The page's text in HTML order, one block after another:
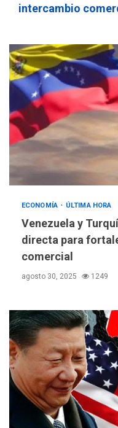
intercambio
ECONOMÍA ÚLTIMA HORA
Venezuela y
directa para
comercial
agosto 30, 2025 1249